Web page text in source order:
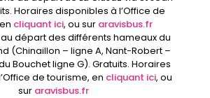
Horaires disponibles à l’Office de
cliquant ici, ou sur aravisbus.fr
au départ des différents hameaux du
(Chinaillon – ligne A, Nant-Robert –
Bouchet ligne G). Gratuits. Horaires
de tourisme, en cliquant ici, ou
sur aravisbus.fr